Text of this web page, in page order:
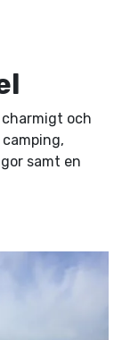
charmigt och
samt en